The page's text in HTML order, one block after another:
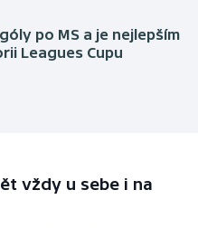
po MS a je nejlepším
Leagues Cupu
vždy u sebe i na